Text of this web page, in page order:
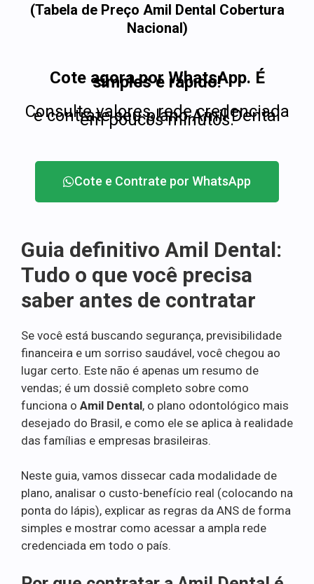
(Tabela de Preço Amil Dental Cobertura
Nacional)
Cote agora por WhatsApp. É
simples e rápido!
Consulte valores, rede credenciada
e contrate seu plano Amil Dental
em poucos minutos.
Cote e Contrate por WhatsApp
Guia definitivo Amil Dental:
Tudo o que você precisa
saber antes de contratar
Se você está buscando segurança, previsibilidade
financeira e um sorriso saudável, você chegou ao
lugar certo. Este não é apenas um resumo de
vendas; é um dossiê completo sobre como
funciona o Amil Dental, o plano odontológico mais
desejado do Brasil, e como ele se aplica à realidade
das famílias e empresas brasileiras.
Neste guia, vamos dissecar cada modalidade de
plano, analisar o custo-benefício real (colocando na
ponta do lápis), explicar as regras da ANS de forma
simples e mostrar como acessar a ampla rede
credenciada em todo o país.